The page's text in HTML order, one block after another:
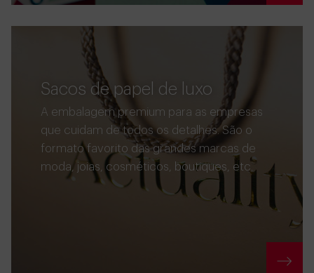
Sacos de papel de luxo
A embalagem premium para as empresas
que cuidam de todos os detalhes. São o
formato favorito das grandes marcas de
moda, joias, cosméticos, boutiques, etc.